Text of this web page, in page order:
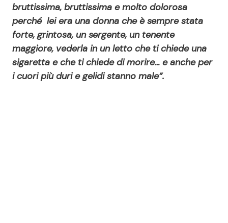
bruttissima, bruttissima e molto dolorosa
perché lei era una donna che è sempre stata
forte, grintosa, un sergente, un tenente
maggiore, vederla in un letto che ti chiede una
sigaretta e che ti chiede di morire… e anche per
i cuori più duri e gelidi stanno male”.